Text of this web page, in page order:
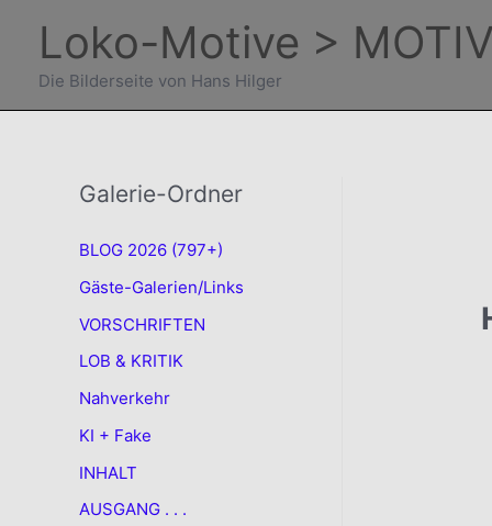
springen
Loko-Motive >
Die Bilderseite von Hans Hilger
Galerie-Ordner
BLOG 2026 (797+)
Gäste-Galerien/Links
VORSCHRIFTEN
LOB & KRITIK
Nahverkehr
KI + Fake
INHALT
AUSGANG . . .